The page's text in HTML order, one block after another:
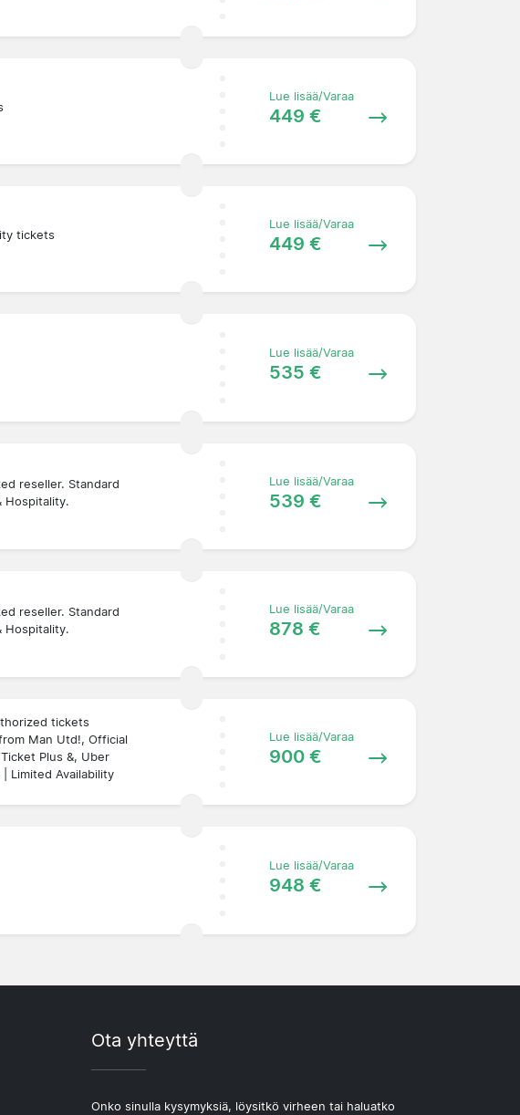
Lue lisää/Varaa
449 €
tickets
Lue lisää/Varaa
449 €
Lue lisää/Varaa
535 €
reseller. Standard
Hospitality.
Lue lisää/Varaa
539 €
reseller. Standard
Hospitality.
Lue lisää/Varaa
878 €
tickets
Man Utd!, Official
Plus &, Uber
| Limited Availability
Lue lisää/Varaa
900 €
Lue lisää/Varaa
948 €
Ota yhteyttä
Onko sinulla kysymyksiä, löysitkö virheen tai haluatko